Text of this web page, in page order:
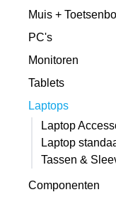
Muis +
PC's
Monitoren
Tablets
Laptops
Laptop
Laptop
Tassen &
Componenten
31,40 excl. BTW